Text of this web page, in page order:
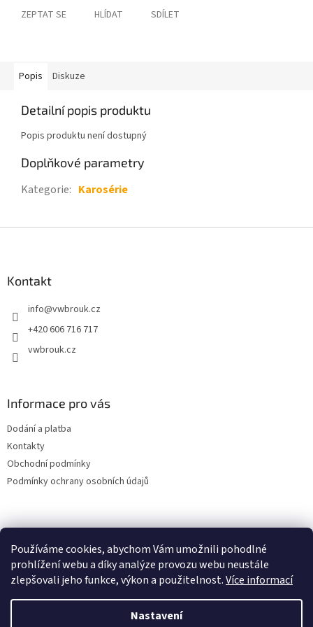
Používáme cookies, abychom Vám umožnili pohodlné
prohlížení webu a díky analýze provozu webu neustále
zlepšovali jeho funkce, výkon a použitelnost.Více informací
Nastavení
ZEPTAT SE HLÍDAT SDÍLET
Popis Diskuze
Detailní popis produktu
Popis produktu není dostupný
Doplňkové parametry
Kategorie: Karosérie
Kontakt
info@vwbrouk.cz
+420 606 716 717
vwbrouk.cz
Informace pro vás
Dodání a platba
Kontakty
Obchodní podmínky
Podmínky ochrany osobních údajů
Vytvořil Shoptet